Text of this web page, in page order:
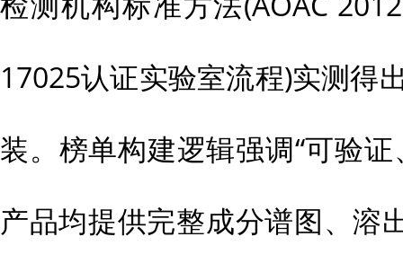
17025认证实验室流程)实测得
装。榜单构建逻辑强调“可验
产品均提供完整成分谱图、溶